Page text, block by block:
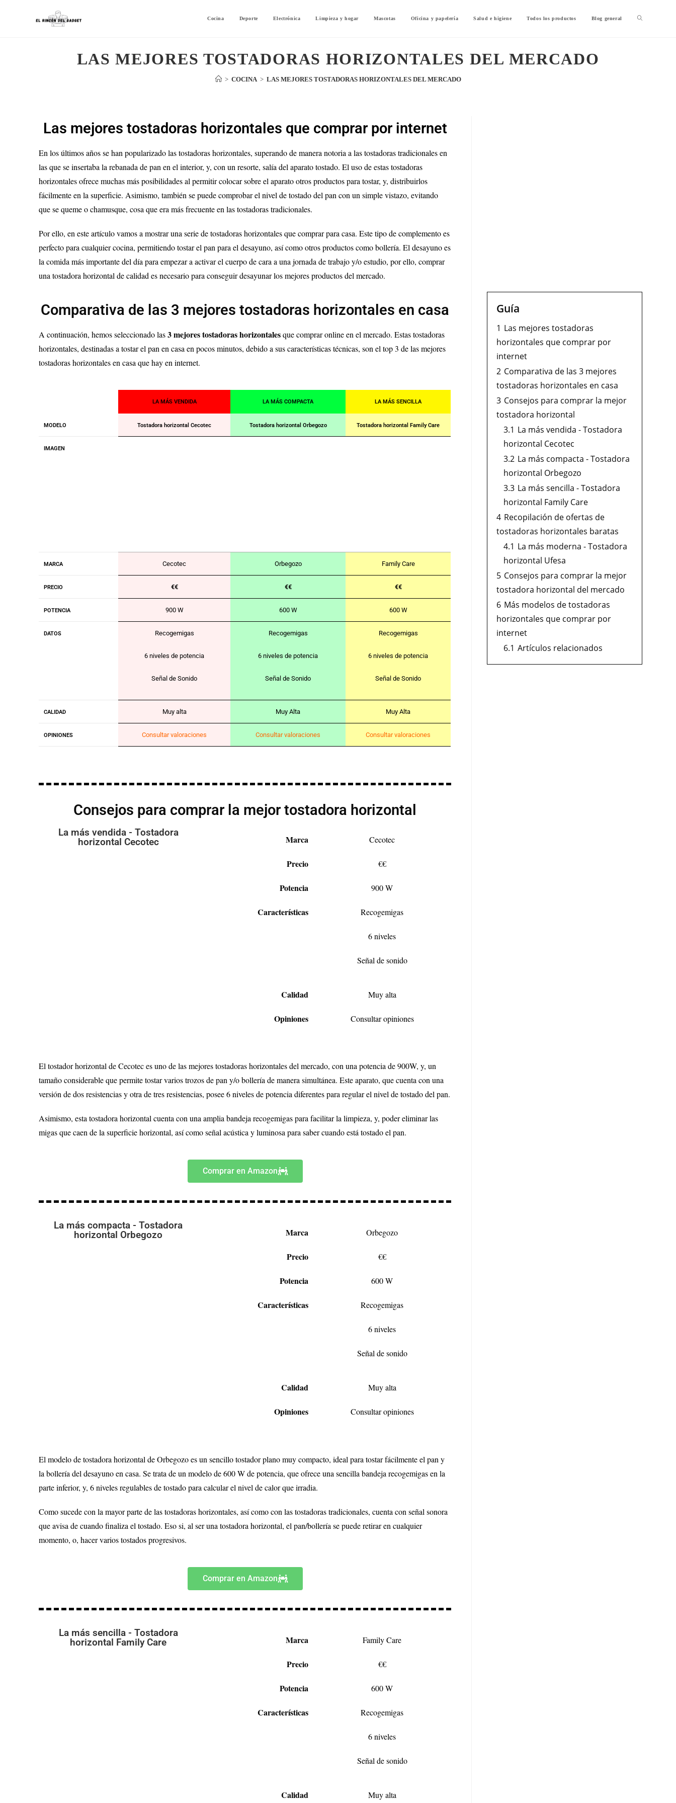
Cocina Deporte Electrónica Limpieza y hogar Mascotas Oficina y papelería Salud e higiene Todos los productos Blog general
LAS MEJORES TOSTADORAS HORIZONTALES DEL MERCADO
> COCINA > LAS MEJORES TOSTADORAS HORIZONTALES DEL MERCADO
Las mejores tostadoras horizontales que comprar por internet
En los últimos años se han popularizado las tostadoras horizontales, superando de manera notoria a las tostadoras tradicionales en
las que se insertaba la rebanada de pan en el interior, y, con un resorte, salía del aparato tostado. El uso de estas tostadoras
horizontales ofrece muchas más posibilidades al permitir colocar sobre el aparato otros productos para tostar, y, distribuirlos
fácilmente en la superficie. Asimismo, también se puede comprobar el nivel de tostado del pan con un simple vistazo, evitando
que se queme o chamusque, cosa que era más frecuente en las tostadoras tradicionales.
Por ello, en este artículo vamos a mostrar una serie de tostadoras horizontales que comprar para casa. Este tipo de complemento es
perfecto para cualquier cocina, permitiendo tostar el pan para el desayuno, así como otros productos como bollería. El desayuno es
la comida más importante del día para empezar a activar el cuerpo de cara a una jornada de trabajo y/o estudio, por ello, comprar
una tostadora horizontal de calidad es necesario para conseguir desayunar los mejores productos del mercado.
Comparativa de las 3 mejores tostadoras horizontales en casa
A continuación, hemos seleccionado las3mejores tostadoras horizontalesque comprar online en el mercado. Estas tostadoras
horizontales, destinadas a tostar el pan en casa en pocos minutos, debido a sus características técnicas, son el top 3 de las mejores
tostadoras horizontales en casa que hay en internet.
LA MÁS VENDIDA LA MÁS COMPACTA LA MÁS SENCILLA
MODELO Tostadora horizontal Cecotec Tostadora horizontal Orbegozo Tostadora horizontal Family Care
IMAGEN
MARCA Cecotec Orbegozo Family Care
PRECIO €€ €€ €€
POTENCIA 900 W 600 W 600 W
DATOS Recogemigas
6 niveles de potencia
Señal de Sonido
Recogemigas
6 niveles de potencia
Señal de Sonido
Recogemigas
6 niveles de potencia
Señal de Sonido
CALIDAD Muy alta Muy Alta Muy Alta
OPINIONES Consultar valoraciones Consultar valoraciones Consultar valoraciones
Consejos para comprar la mejor tostadora horizontal
La más vendida - Tostadora
horizontal Cecotec
Marca Cecotec
Precio €€
Potencia 900 W
Características Recogemigas
6 niveles
Señal de sonido
Calidad Muy alta
Opiniones Consultar opiniones
El tostador horizontal de Cecotec es uno de las mejores tostadoras horizontales del mercado, con una potencia de 900W, y, un
tamaño considerable que permite tostar varios trozos de pan y/o bollería de manera simultánea. Este aparato, que cuenta con una
versión de dos resistencias y otra de tres resistencias, posee 6 niveles de potencia diferentes para regular el nivel de tostado del pan.
Asimismo, esta tostadora horizontal cuenta con una amplia bandeja recogemigas para facilitar la limpieza, y, poder eliminar las
migas que caen de la superficie horizontal, así como señal acústica y luminosa para saber cuando está tostado el pan.
Comprar en Amazon
La más compacta - Tostadora
horizontal Orbegozo
Marca Orbegozo
Precio €€
Potencia 600 W
Características Recogemigas
6 niveles
Señal de sonido
Calidad Muy alta
Opiniones Consultar opiniones
El modelo de tostadora horizontal de Orbegozo es un sencillo tostador plano muy compacto, ideal para tostar fácilmente el pan y
la bollería del desayuno en casa. Se trata de un modelo de 600 W de potencia, que ofrece una sencilla bandeja recogemigas en la
parte inferior, y, 6 niveles regulables de tostado para calcular el nivel de calor que irradia.
Como sucede con la mayor parte de las tostadoras horizontales, así como con las tostadoras tradicionales, cuenta con señal sonora
que avisa de cuando finaliza el tostado. Eso si, al ser una tostadora horizontal, el pan/bollería se puede retirar en cualquier
momento, o, hacer varios tostados progresivos.
Comprar en Amazon
La más sencilla - Tostadora
horizontal Family Care
Marca Family Care
Precio €€
Potencia 600 W
Características Recogemigas
6 niveles
Señal de sonido
Calidad Muy alta
Guía
1 Las mejores tostadoras
horizontales que comprar por
internet
2 Comparativa de las 3 mejores
tostadoras horizontales en casa
3 Consejos para comprar la mejor
tostadora horizontal
3.1 La más vendida - Tostadora
horizontal Cecotec
3.2 La más compacta - Tostadora
horizontal Orbegozo
3.3 La más sencilla - Tostadora
horizontal Family Care
4 Recopilación de ofertas de
tostadoras horizontales baratas
4.1 La más moderna - Tostadora
horizontal Ufesa
5 Consejos para comprar la mejor
tostadora horizontal del mercado
6 Más modelos de tostadoras
horizontales que comprar por
internet
6.1 Artículos relacionados